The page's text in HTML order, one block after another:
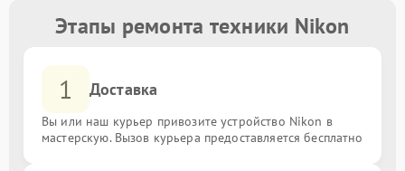
Этапы ремонта техники Nikon
1 Доставка
Вы или наш курьер привозите устройство Nikon в
мастерскую. Вызов курьера предоставляется бесплатно